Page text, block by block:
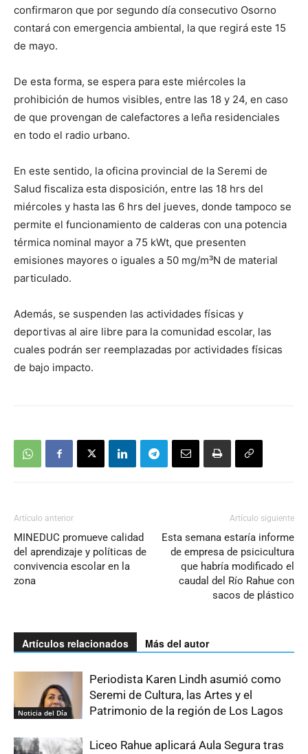
confirmaron que por segundo día consecutivo Osorno
contará con emergencia ambiental, la que regirá este 15
de mayo.
De esta forma, se espera para este miércoles la
prohibición de humos visibles, entre las 18 y 24, en caso
de que provengan de calefactores a leña residenciales
en todo el radio urbano.
En este sentido, la oficina provincial de la Seremi de
Salud fiscaliza esta disposición, entre las 18 hrs del
miércoles y hasta las 6 hrs del jueves, donde tampoco se
permite el funcionamiento de calderas con una potencia
térmica nominal mayor a 75 kWt, que presenten
emisiones mayores o iguales a 50 mg/m³N de material
particulado.
Además, se suspenden las actividades físicas y
deportivas al aire libre para la comunidad escolar, las
cuales podrán ser reemplazadas por actividades físicas
de bajo impacto.
Artículo anterior
MINEDUC promueve calidad
del aprendizaje y políticas de
convivencia escolar en la
zona
Artículo siguiente
Esta semana estaría informe
de empresa de psicicultura
que habría modificado el
caudal del Río Rahue con
sacos de plástico
Artículos relacionados Más del autor
Noticia del Día
Periodista Karen Lindh asumió como
Seremi de Cultura, las Artes y el
Patrimonio de la región de Los Lagos
Liceo Rahue aplicará Aula Segura tras